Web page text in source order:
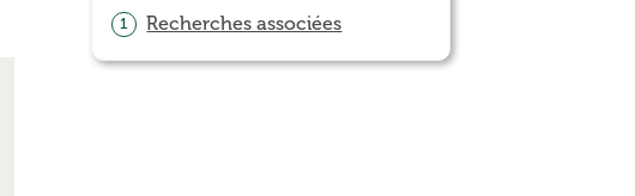
1 Recherches associées